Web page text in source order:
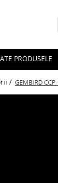
PRODUSELE
/ GEMBIRD